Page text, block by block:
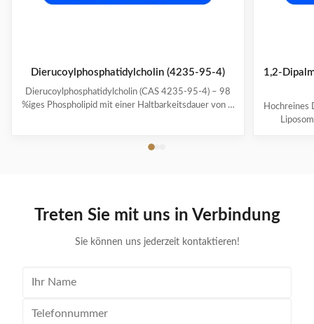
Dierucoylphosphatidylcholin (4235-95-4)
Dierucoylphosphatidylcholin (CAS 4235-95-4) – 98
%iges Phospholipid mit einer Haltbarkeitsdauer von 2
kg/Fass für industrielle Anwendungen.
1,2-
Hochreines
Treten Sie mit uns in Verbindung
Sie können uns jederzeit kontaktieren!